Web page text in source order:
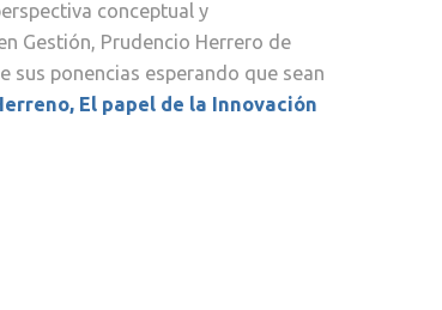
conceptual y
Gestión, Prudencio Herrero de
sus ponencias esperando que sean
El papel de la Innovación